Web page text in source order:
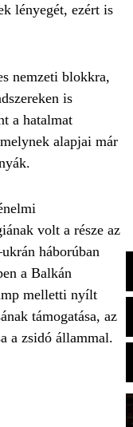
lényegét, ezért is
nemzeti blokkra,
is
a hatalmat
alapjai már
volt a része az
háborúban
a Balkán
melletti nyílt
támogatása, az
a zsidó állammal.